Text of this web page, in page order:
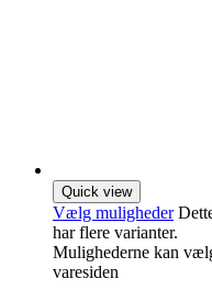
Quick view
Vælg muligheder
har flere varianter.
Mulighederne kan
varesiden